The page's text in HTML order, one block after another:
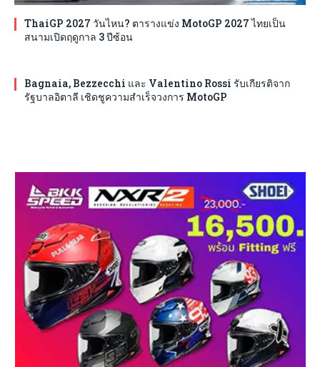
ThaiGP 2027 วันไหน? ตารางแข่ง MotoGP 2027 ไทยเป็น
สนามเปิดฤดูกาล 3 ปีซ้อน
Bagnaia, Bezzecchi และ Valentino Rossi รับเกียรติจาก
รัฐบาลอิตาลี เชิดชูความสำเร็จวงการ MotoGP